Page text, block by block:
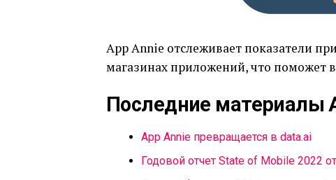
App Annie отслеживает показатели
магазинах приложений, что поможет
Последние материалы
App Annie превращается в data.ai
Годовой отчет State of Mobile 2022